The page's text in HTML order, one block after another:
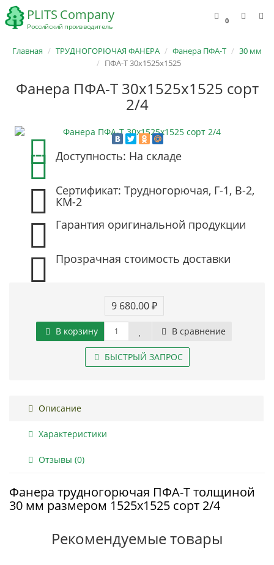
0
Главная ТРУДНОГОРЮЧАЯ ФАНЕРА Фанера ПФА-Т
30 мм
ПФА-Т 30х1525х1525
Фанера ПФА-Т 30х1525х1525 сорт
2/4
Доступность: На складе
Сертификат: Трудногорючая, Г-1, В-2,
КМ-2
Гарантия оригинальной продукции
Прозрачная стоимость доставки
9 680.00 ₽
В корзину В сравнение
БЫСТРЫЙ ЗАПРОС
Описание
Характеристики
Отзывы (0)
Фанера трудногорючая ПФА-Т толщиной
30 мм размером 1525х1525 сорт 2/4
Рекомендуемые товары